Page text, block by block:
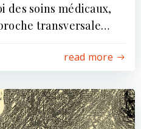
des soins médicaux,
transversale…
read more